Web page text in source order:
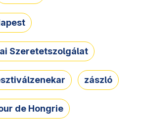
Szeretetszolgálat
zászló
de Hongrie